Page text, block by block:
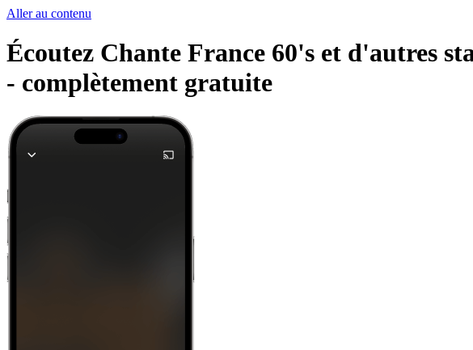
Aller au contenu
Écoutez Chante France 60's et d'autres
- complètement gratuite